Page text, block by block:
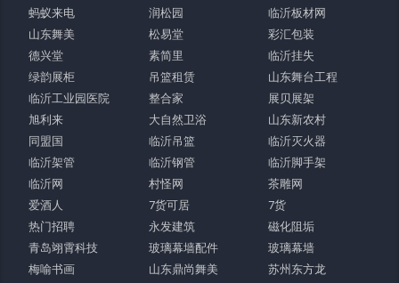
蚂蚁来电
润松园
临沂板材网
山东舞美
松易堂
彩汇包装
德兴堂
素简里
临沂挂失
绿韵展柜
吊篮租赁
山东舞台工程
临沂工业园医院
整合家
展贝展架
旭利来
大自然卫浴
山东新农村
同盟国
临沂吊篮
临沂灭火器
临沂架管
临沂钢管
临沂脚手架
临沂网
村怪网
茶雕网
爱酒人
7货可居
7货
热门招聘
永发建筑
磁化阻垢
青岛翊霄科技
玻璃幕墙配件
玻璃幕墙
梅喻书画
山东鼎尚舞美
苏州东方龙